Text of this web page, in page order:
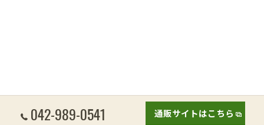
042-989-0541 通販サイトはこちら